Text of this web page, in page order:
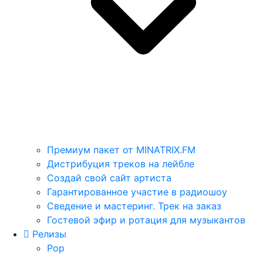
Премиум пакет от MINATRIX.FM
Дистрибуция треков на лейбле
Создай свой сайт артиста
Гарантированное участие в радиошоу
Сведение и мастеринг. Трек на заказ
Гостевой эфир и ротация для музыкантов
Релизы
Pop